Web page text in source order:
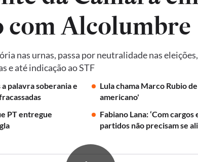
com Alcolumbre
nas urnas, passa por neutralidade nas
e até indicação ao STF
palavra soberania e
Lula chama Marco Rubio
americano'
PT entregue
Fabiano Lana: ‘Com
partidos não precisam se